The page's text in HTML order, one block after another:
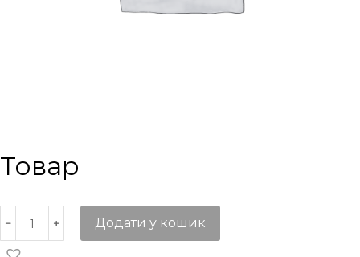
Товар
Додати у кошик